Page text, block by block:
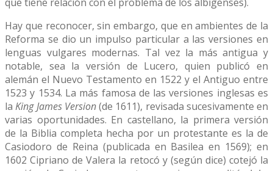
Hay que reconocer, sin embargo, que en ambientes de la
Reforma se dio un impulso particular a las versiones en
lenguas vulgares modernas. Tal vez la más antigua y
notable, sea la versión de Lucero, quien publicó en
alemán el Nuevo Testamento en 1522 y el Antiguo entre
1523 y 1534. La más famosa de las versiones inglesas es
laKing James Version(de 1611), revisada sucesivamente en
varias oportunidades. En castellano, la primera versión
de la Biblia completa hecha por un protestante es la de
Casiodoro de Reina (publicada en Basilea en 1569); en
1602 Cipriano de Valera la retocó y (según dice) cotejó la